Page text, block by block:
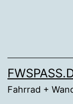
Fahrrad +